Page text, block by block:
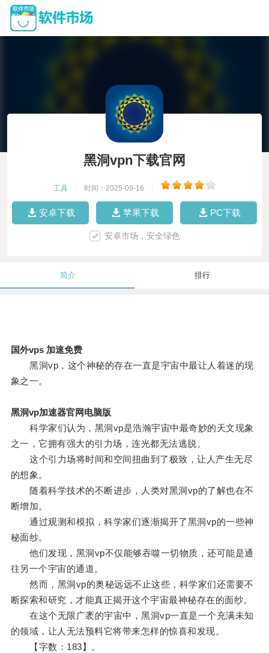
黑洞vpn下载官网
工具 时间：2025-09-16
安卓下载 苹果下载 PC下载
安卓市场，安全绿色
简介 排行
国外vps 加速免费
黑洞vp，这个神秘的存在一直是宇宙中最让人着迷的现
象之一。
黑洞vp加速器官网电脑版
科学家们认为，黑洞vp是浩瀚宇宙中最奇妙的天文现象
之一，它拥有强大的引力场，连光都无法逃脱。
这个引力场将时间和空间扭曲到了极致，让人产生无尽
的想象。
随着科学技术的不断进步，人类对黑洞vp的了解也在不
断增加。
通过观测和模拟，科学家们逐渐揭开了黑洞vp的一些神
秘面纱。
他们发现，黑洞vp不仅能够吞噬一切物质，还可能是通
往另一个宇宙的通道。
然而，黑洞vp的奥秘远远不止这些，科学家们还需要不
断探索和研究，才能真正揭开这个宇宙最神秘存在的面纱。
在这个无限广袤的宇宙中，黑洞vp一直是一个充满未知
的领域，让人无法预料它将带来怎样的惊喜和发现。
【字数：183】。